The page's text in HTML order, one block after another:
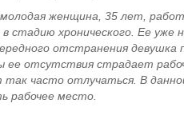
женщина, 35 лет,
стадию хронического. Ее уже
отстранения девушка
отсутствия страдает
так часто отлучаться. В
рабочее место.